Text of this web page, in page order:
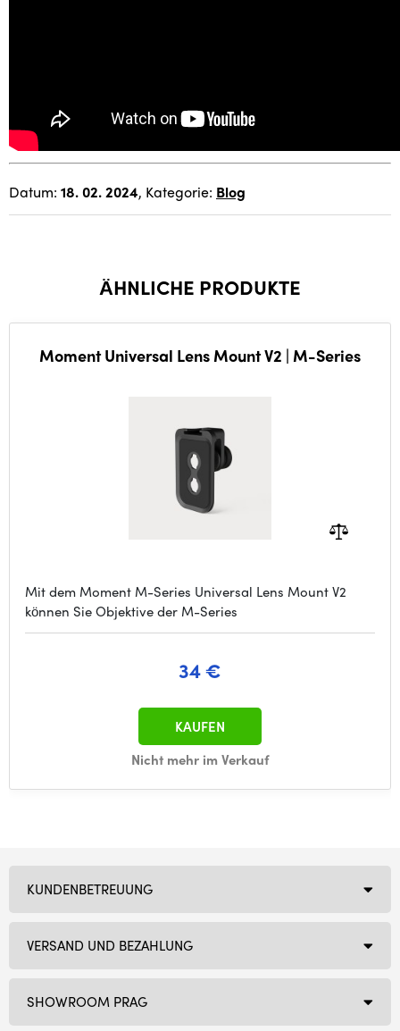
Datum: 18. 02. 2024, Kategorie: Blog
ÄHNLICHE PRODUKTE
Moment Universal Lens Mount V2 | M-Series
Mit dem Moment M-Series Universal Lens Mount V2
können Sie Objektive der M-Series
34 €
Nicht mehr im Verkauf
KAUFEN
SHOWROOM PRAG
KUNDENBETREUUNG
VERSAND UND BEZAHLUNG